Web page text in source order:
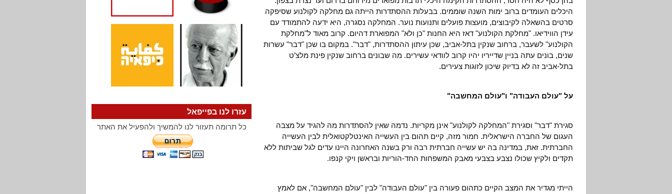
היכלים העומדים ברוב ימות השנה שוממים. בבעלות ההסתדרות הייתה גם מחלקה לקולנוע שסיפקה
סרטים בהשאלה לקיבוצים, מועצות פועלים ותנועות נוער. המחלקה נסגרה, היא ידעה להתמודד עם
עידן הווידיאו. "מחלקת הקולנוע" דאז היא החנות "כן ולא" המפוארת דהיום. קרוב מאוד ל"מחלקת
הקולנוע" לשעבר, ברחוב שנקין בתל-אביב, שכן עיתון ההסתדרות, "דבר". במקום בו שכן "דבר" עשרות
שנים, בונים עתה בניין שדייריו יהיו קרוב לוודאי עשירים. מה שבונים ברחוב שנקין פינת מלצ’ט
בתל-אביב זה לא בדיוק שיכון לזוגות צעירים.
על "עולם העבודה" ו"עולם המחשבה"
סגירת "דבר" וסגירת "המחלקה לקולנוע" אינן מקריות. נדמה שאין להסתדרות מה להגיד על מצבה
העגום של החברה הישראלית. חמור מזה, קיים תהום בין העשייה האינטלקטואלית לבין העשייה
החברתית. זאת, במדינה בה יש עשייה חברתית רבה ורק בשנה האחרונה היינו עדים לגל שביתות ללא
תקדים ולקיץ שכולו נצבע בצבעי מאבק המשפחות החד-הוריות ובראשן ויקי קנפו.
הייתי מגדיר את המצב הקיים כתהום פעורה בין "עולם העבודה" לבין "עולם המחשבה", אם לאמץ
עזרו לנו בפייפאל
כל תרומה תעזור לנו להמשיך ולהפעיל את האתר